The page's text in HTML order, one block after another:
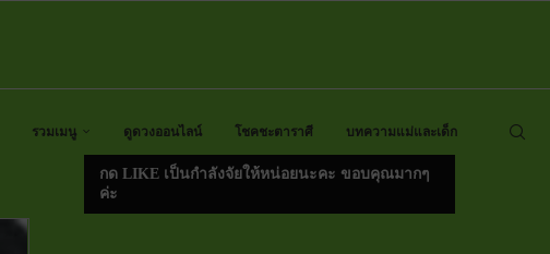
รวมเมนู ดูดวงออนไลน์ โชคชะตาราศี บทความแม่และเด็ก
กด LIKE เป็นกำลังจัยให้หน่อยนะคะ ขอบคุณมากๆ
ค่ะ